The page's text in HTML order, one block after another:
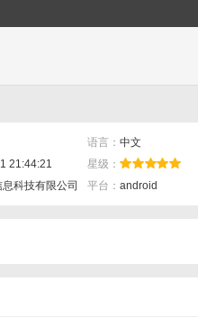
语言： 中文
21:44:21
星级：
科技有限公司 平台： android